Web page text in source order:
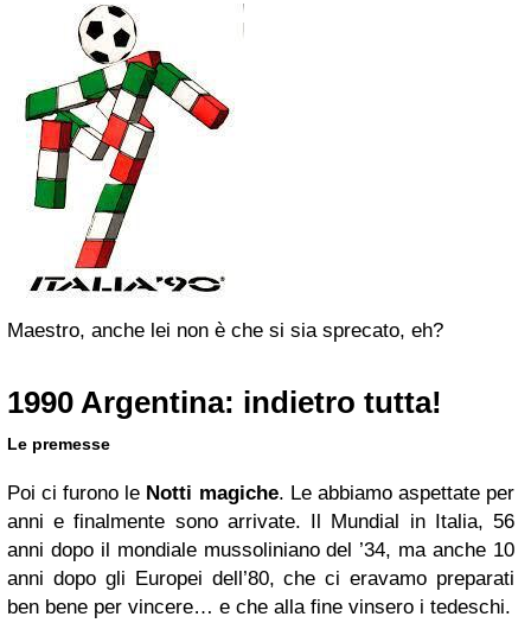
Maestro, anche lei non è che si sia sprecato, eh?
1990 Argentina: indietro tutta!
Le premesse
Poi ci furono le Notti magiche. Le abbiamo aspettate per
anni e finalmente sono arrivate. Il Mundial in Italia, 56
anni dopo il mondiale mussoliniano del ’34, ma anche 10
anni dopo gli Europei dell’80, che ci eravamo preparati
ben bene per vincere… e che alla fine vinsero i tedeschi.